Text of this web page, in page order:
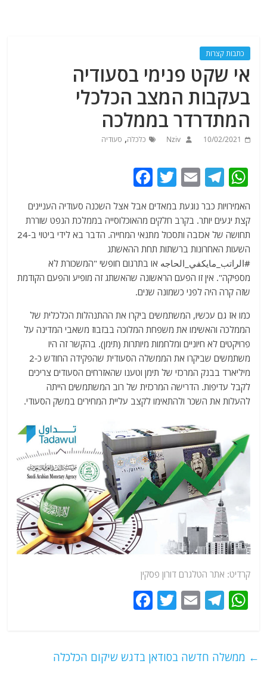
כתבות קצרות
אי שקט פנימי בסעודיה
בעקבות המצב הכלכלי
המתדרדר בממלכה
10/02/2021
Nziv כלכלה, סעודיה
W
at
s
A
p
p
T
e
g
ra
m
E
ai
l
T
itt
er
a
c
e
b
o
k
האמירויות כבר נוגעת במאדים אבל אצל השכנה סעודיה העניינים
קצת יגעים יותר. בקרב חלקים מהאוכלוסייה בממלכת הנפט שוררת
תחושה של אכזבה ותסכול מתנאי המחייה. הדבר בא לידי ביטוי ב-24
השעות האחרונות ברשתות תחת ההאשתג
#الراتب_مايكفي_الحاجه או בתרגום חופשי "המשכורת לא
מספיקה". אין זו הפעם הראשונה שהאשתג זה מופיע והפעם הקודמת
שזה קרה היה לפני כשמונה שנים.
כמו אז גם עכשיו, המשתמשים ביקרו את ההתנהלות הכלכלית של
הממלכה והאשימו את משפחת המלוכה בבזבוז משאבי המדינה על
פרויקטים לא חיוניים ומלחמות מיותרות (תימן). בהקשר זה היו
משתמשים שביקרו את הממשלה הסעודית שהפקידה החודש כ-2
מיליארד בבנק המרכזי של תימן וטענו שהאזרחים הסעודים צריכים
לקבל עדיפות. הדרישה המרכזית של רוב המשתמשים הייתה
להעלות את השכר ולהתאימו לקצב עליית המחירים במשק הסעודי.
קרדיט: אתר הטלגרם דורון פסקין
W
s
T
g
E
l
T
er
e ← ממשלה חדשה בסודאן בדגש שיקום הכלכלה